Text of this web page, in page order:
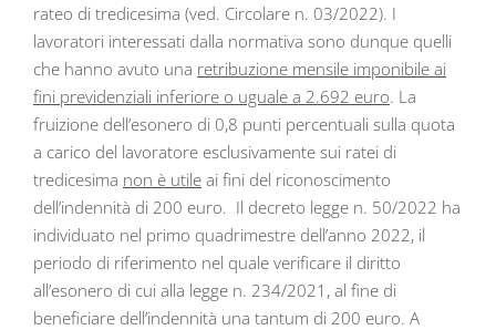
rateo di tredicesima (ved. Circolare n. 03/2022). I
lavoratori interessati dalla normativa sono dunque quelli
che hanno avuto una retribuzione mensile imponibile ai
fini previdenziali inferiore o uguale a 2.692 euro. La
fruizione dell’esonero di 0,8 punti percentuali sulla quota
a carico del lavoratore esclusivamente sui ratei di
tredicesima non è utileai fini del riconoscimento
dell’indennità di 200 euro. Il decreto legge n. 50/2022 ha
individuato nel primo quadrimestre dell’anno 2022, il
periodo di riferimento nel quale verificare il diritto
all’esonero di cui alla legge n. 234/2021, al fine di
beneficiare dell’indennità una tantum di 200 euro. A